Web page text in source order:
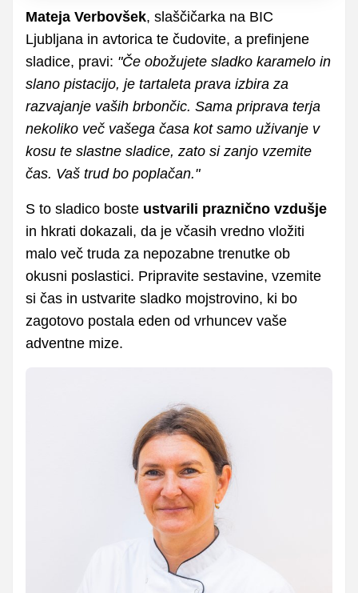
Mateja Verbovšek, slaščičarka na BIC
Ljubljana in avtorica te čudovite, a prefinjene
sladice, pravi: "Če obožujete sladko karamelo in
slano pistacijo, je tartaleta prava izbira za
razvajanje vaših brbončic. Sama priprava terja
nekoliko več vašega časa kot samo uživanje v
kosu te slastne sladice, zato si zanjo vzemite
čas. Vaš trud bo poplačan."
S to sladico boste ustvarili praznično vzdušje
in hkrati dokazali, da je včasih vredno vložiti
malo več truda za nepozabne trenutke ob
okusni poslastici. Pripravite sestavine, vzemite
si čas in ustvarite sladko mojstrovino, ki bo
zagotovo postala eden od vrhuncev vaše
adventne mize.